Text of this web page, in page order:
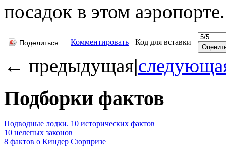
посадок в этом аэропорте.
Поделиться Комментировать Код для вставки
← предыдущая|
Подборки фактов
Подводные лодки. 10 исторических фактов
10 нелепых законов
8 фактов о Киндер Сюрпризе